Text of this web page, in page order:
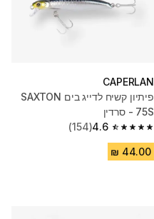
CAPERLAN
פיתיון קשיח לדייג בים SAXTON
75S - סרדין
4.6
4.6 out of 5 stars from 154 reviews
(154)